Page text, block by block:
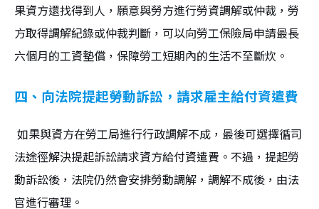
果資方還找得到人，願意與勞方進行勞資調解或仲裁，勞
方取得調解紀錄或仲裁判斷，可以向勞工保險局申請最長
六個月的工資墊償，保障勞工短期內的生活不至斷炊。
四、向法院提起勞動訴訟，請求雇主給付資遣費
如果與資方在勞工局進行行政調解不成，最後可選擇循司
法途徑解決提起訴訟請求資方給付資遣費。不過，提起勞
動訴訟後，法院仍然會安排勞動調解，調解不成後，由法
官進行審理。